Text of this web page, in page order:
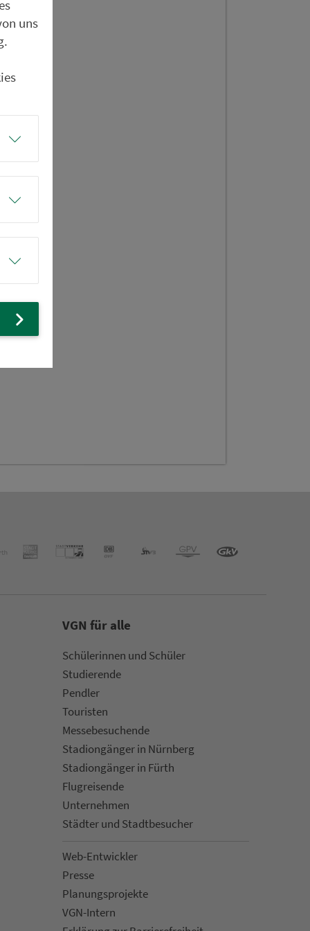
VGN für alle
Schülerinnen und Schüler
Stu­die­rende
Pendler
Touristen
Mes­se­be­suchende
Sta­di­on­gän­ger in Nürn­berg
Sta­di­on­gän­ger in Fürth
Flug­rei­sen­de
Un­ter­neh­men
Städter und Stadt­be­su­cher
Web-Entwickler
Presse
Pla­nungs­pro­jekte
VGN-Intern
uns